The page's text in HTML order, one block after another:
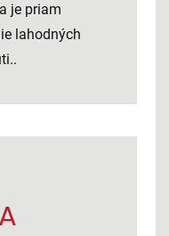
je priam
lahodných